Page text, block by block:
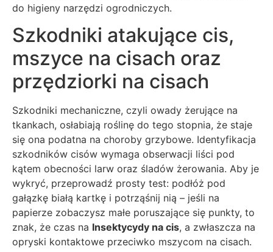
do higieny narzędzi ogrodniczych.
Szkodniki atakujące cis,
mszyce na cisach oraz
przędziorki na cisach
Szkodniki mechaniczne, czyli owady żerujące na
tkankach, osłabiają roślinę do tego stopnia, że staje
się ona podatna na choroby grzybowe. Identyfikacja
szkodników cisów wymaga obserwacji liści pod
kątem obecności larw oraz śladów żerowania. Aby je
wykryć, przeprowadź prosty test: podłóż pod
gałązkę białą kartkę i potrząśnij nią – jeśli na
papierze zobaczysz małe poruszające się punkty, to
znak, że czas na Insektycydy na cis, a zwłaszcza na
opryski kontaktowe przeciwko mszycom na cisach.